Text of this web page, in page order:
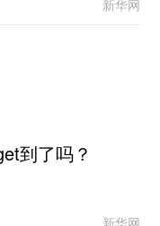
新华网
到了吗？
新华网